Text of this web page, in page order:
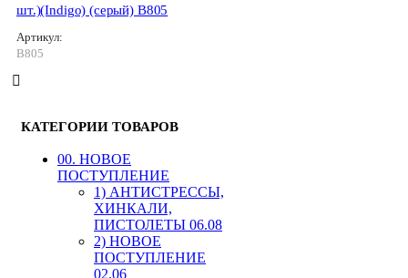
шт.)(Indigo) (серый) B805
Артикул:
B805
КАТЕГОРИИ ТОВАРОВ
00. HОВОЕ
ПОСТУПЛЕНИЕ
1) АНТИСТРЕССЫ,
ХИНКАЛИ,
ПИСТОЛЕТЫ 06.08
2) НОВОЕ
ПОСТУПЛЕНИЕ
02.06